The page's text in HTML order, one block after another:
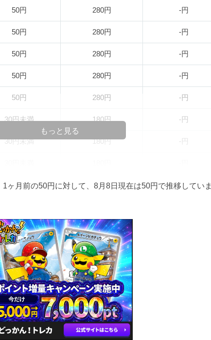
50円 280円 -円
50円 280円 -円
50円 280円 -円
50円 280円 -円
50円 280円 -円
30円未満 180円 -円
30円未満 180円 -円
30円未満 180円 -円
30円未満 180円
30円未満 180円
30円未満 180円
30円未満 180円
30円未満 180円
180円
もっと見る
ヶ月前の50円に対して、8月8日現在は50円で推移していま